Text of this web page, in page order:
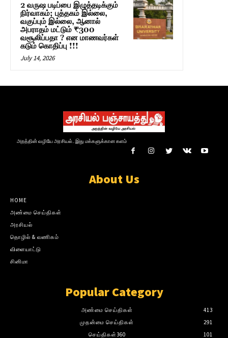
2 வருஷ படிப்பை இழுத்தடிக்கும்
நிர்வாகம்; புத்தகம் இல்லை,
வகுப்பும் இல்லை, ஆனால்
அபராதம் மட்டும் ₹300
வசூலிப்பதா ? என மாணவர்கள்
கடும் கொதிப்பு !!!
July 14, 2026
அறத்தின் வழியே அரசியல்.. இது மக்களுக்கான களம்
About Us
HOME
அண்மை செய்திகள்
அரசியல்
தொழில் & வணிகம்
விளையாட்டு
சினிமா
Popular Category
அண்மை செய்திகள்
413
முதன்மை செய்திகள்
291
செய்திகள்360
101